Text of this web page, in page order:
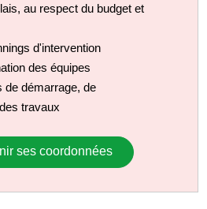
au respect du budget et
d'intervention
des équipes
de démarrage, de
travaux
ses coordonnées